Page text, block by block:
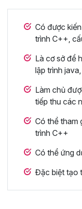
Có được
trình C++,
Là cơ sở để
lập trình
Làm chủ
tiếp thu các
Có thể tham
trình C++
Có thể ứng
Đặc biệt tạo